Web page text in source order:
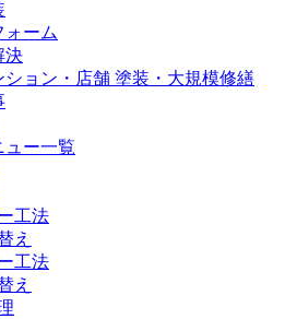
ォーム
決
ション・店舗 塗装・大規模修繕
ュー一覧
工法
え
工法
え